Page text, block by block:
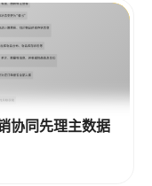
协同先理主数据